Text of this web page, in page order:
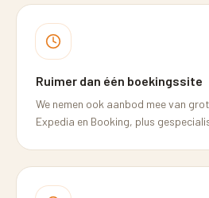
Ruimer dan één boekingssite
We nemen ook aanbod mee van
Expedia en Booking, plus